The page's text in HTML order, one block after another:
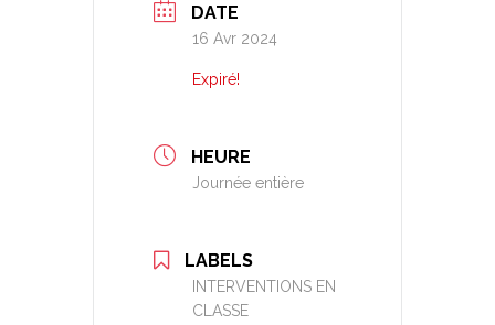
DATE
16 Avr 2024
Expiré!
HEURE
Journée entière
LABELS
INTERVENTIONS EN
CLASSE